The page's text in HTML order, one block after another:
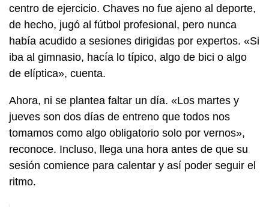
centro de ejercicio. Chaves no fue ajeno al deporte,
de hecho, jugó al fútbol profesional, pero nunca
había acudido a sesiones dirigidas por expertos. «Si
iba al gimnasio, hacía lo típico, algo de bici o algo
de elíptica», cuenta.
Ahora, ni se plantea faltar un día. «Los martes y
jueves son dos días de entreno que todos nos
tomamos como algo obligatorio solo por vernos»,
reconoce. Incluso, llega una hora antes de que su
sesión comience para calentar y así poder seguir el
ritmo.